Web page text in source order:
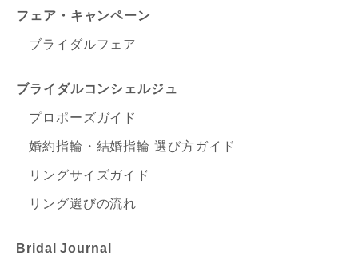
フェア・キャンペーン
ブライダルフェア
ブライダルコンシェルジュ
プロポーズガイド
婚約指輪・結婚指輪 選び方ガイド
リングサイズガイド
リング選びの流れ
Bridal Journal